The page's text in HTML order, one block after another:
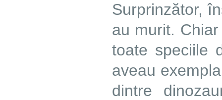
Surprinzător,
au murit.
toate speciile
aveau
dintre